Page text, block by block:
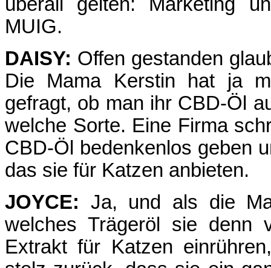
MUIG.
DAISY: Offen gestanden
Die Mama Kerstin hat ja
gefragt, ob man ihr CBD-Öl
welche Sorte. Eine Firma
CBD-Öl bedenkenlos geben
das sie für Katzen anbieten.
JOYCE: Ja, und als die
welches Trägeröl sie denn
Extrakt für Katzen